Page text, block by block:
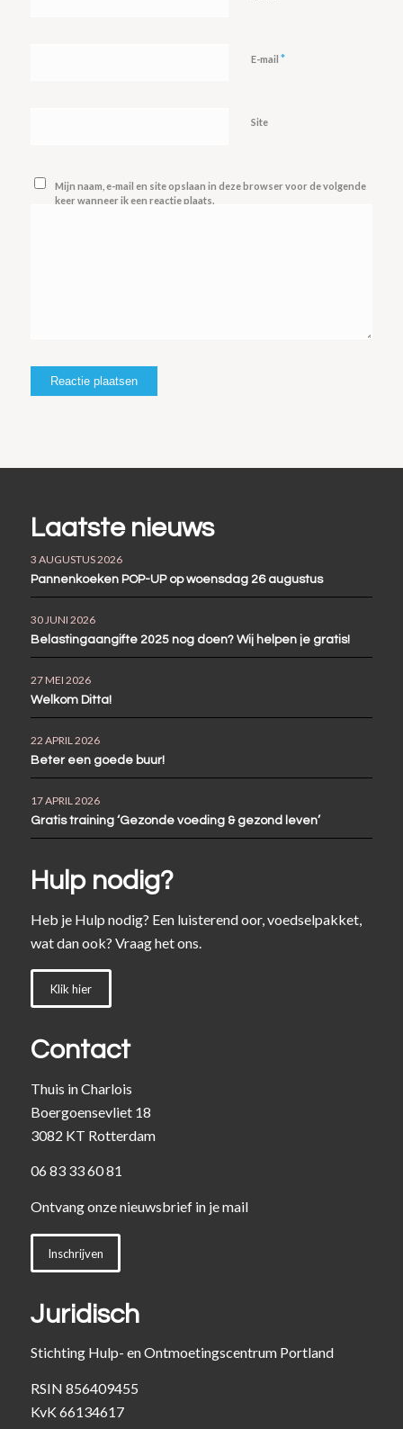
E-mail *
Site
Mijn naam, e-mail en site opslaan in deze browser voor de volgende
keer wanneer ik een reactie plaats.
Laatste nieuws
3 AUGUSTUS 2026
Pannenkoeken POP-UP op woensdag 26 augustus
30 JUNI 2026
Belastingaangifte 2025 nog doen? Wij helpen je gratis!
27 MEI 2026
Welkom Ditta!
22 APRIL 2026
Beter een goede buur!
17 APRIL 2026
Gratis training ‘Gezonde voeding & gezond leven’
Hulp nodig?
Heb je Hulp nodig? Een luisterend oor, voedselpakket,
wat dan ook? Vraag het ons.
Klik hier
Contact
Thuis in Charlois
Boergoensevliet 18
3082 KT Rotterdam
06 83 33 60 81
Ontvang onze nieuwsbrief in je mail
Inschrijven
Juridisch
Stichting Hulp- en Ontmoetingscentrum Portland
RSIN 856409455
KvK 66134617